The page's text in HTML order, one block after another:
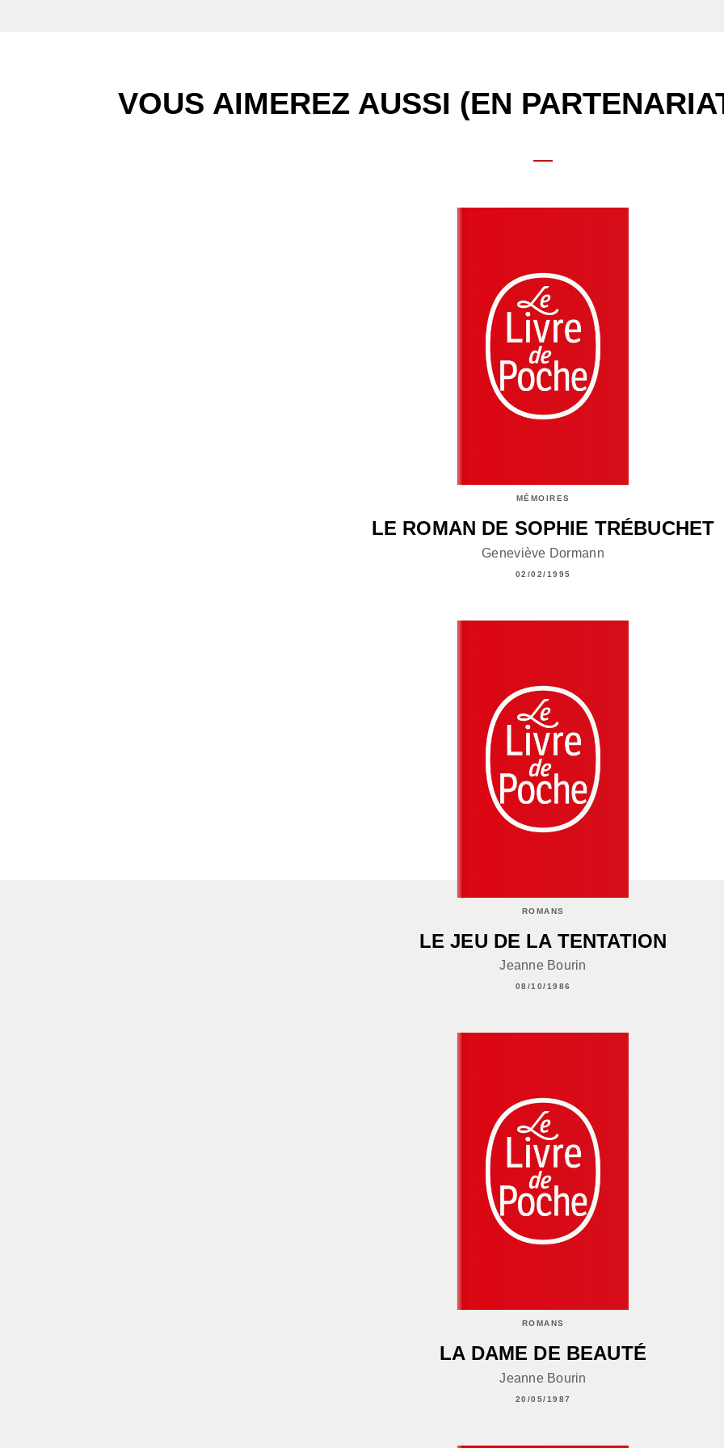
VOUS AIMEREZ AUSSI (EN
MÉMOIRES
LE ROMAN DE SOPHIE TRÉBUCHET
Geneviève Dormann
02/02/1995
ROMANS
LE JEU DE LA TENTATION
Jeanne Bourin
08/10/1986
ROMANS
LA DAME DE BEAUTÉ
Jeanne Bourin
20/05/1987